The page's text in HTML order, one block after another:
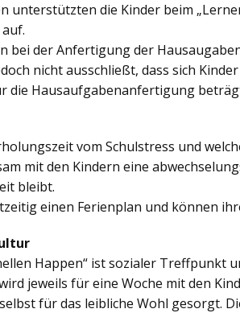
unterstützten die Kinder beim
bei der Anfertigung der
nicht ausschließt, dass sich
die Hausaufgabenanfertigung
vom Schulstress und
mit den Kindern eine
bleibt.
einen Ferienplan und können
Happen“ ist sozialer Treffpunkt
jeweils für eine Woche mit den
für das leibliche Wohl gesorgt.